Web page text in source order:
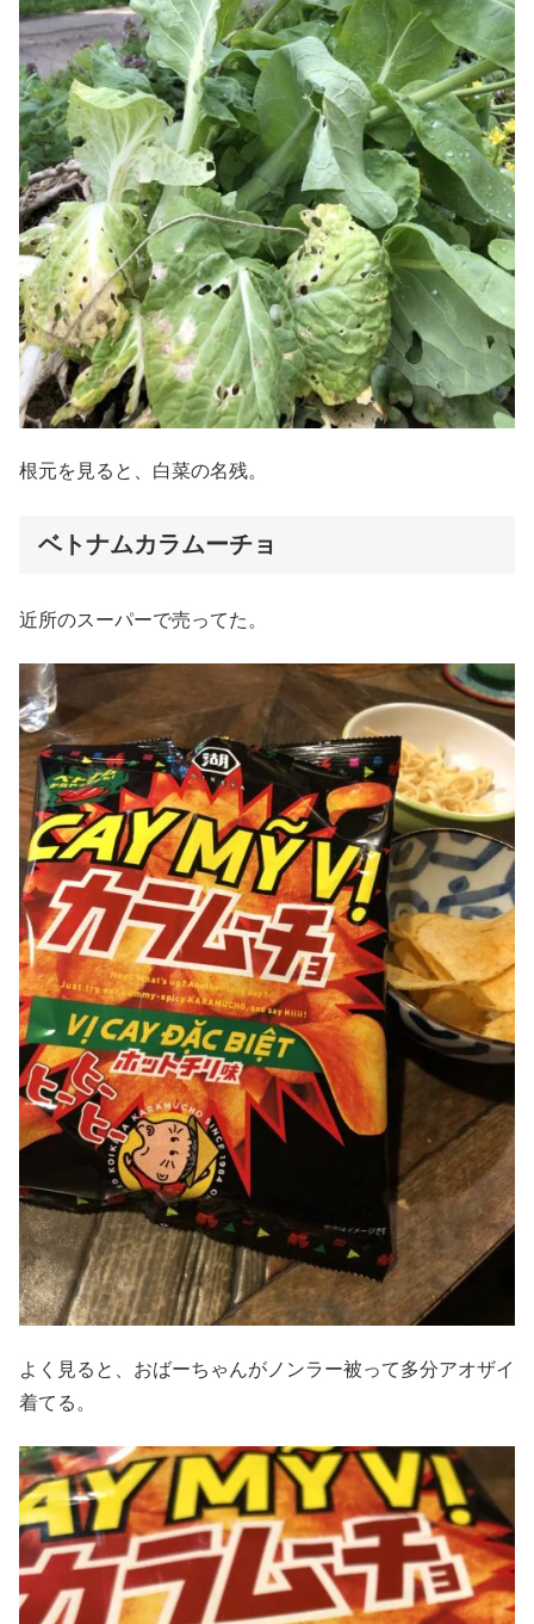
根元を見ると、白菜の名残。
ベトナムカラムーチョ
近所のスーパーで売ってた。
よく見ると、おばーちゃんがノンラー被って多分アオザイ
着てる。